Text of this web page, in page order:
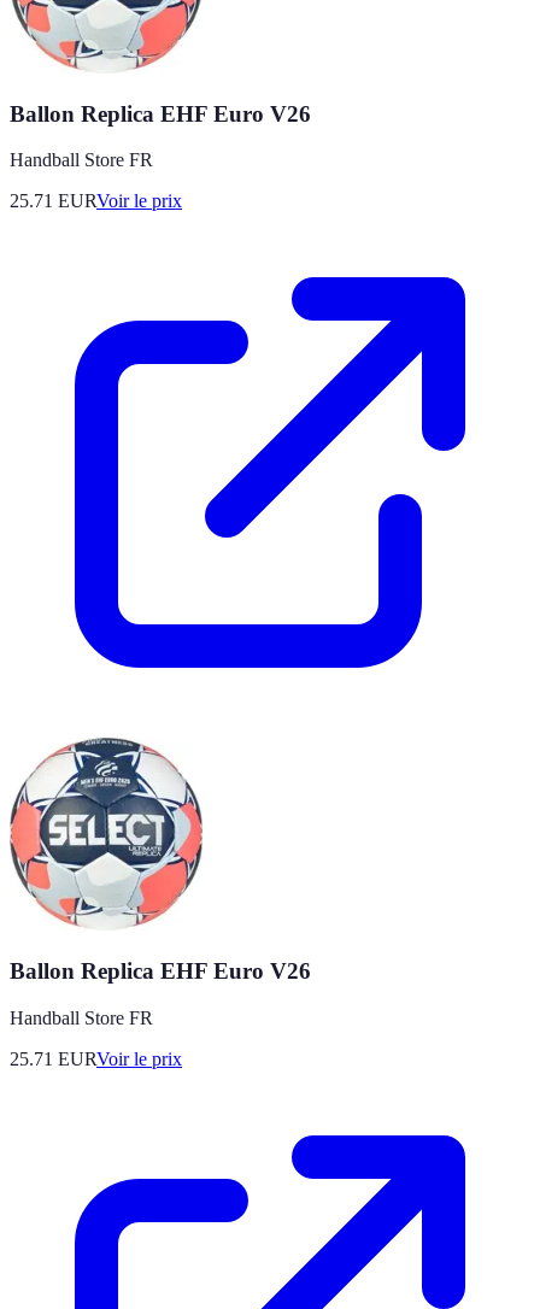
Ballon Replica EHF Euro V26
Handball Store FR
25.71 EURVoir le prix
Ballon Replica EHF Euro V26
Handball Store FR
25.71 EURVoir le prix